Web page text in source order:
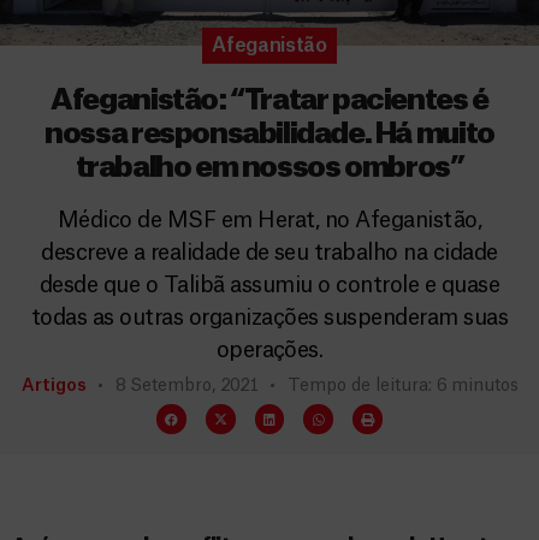
Afeganistão
Afeganistão: “Tratar pacientes é
nossa responsabilidade. Há muito
trabalho em nossos ombros”
Médico de MSF em Herat, no Afeganistão,
descreve a realidade de seu trabalho na cidade
desde que o Talibã assumiu o controle e quase
todas as outras organizações suspenderam suas
operações.
Artigos 8 Setembro, 2021 Tempo de leitura: 6 minutos